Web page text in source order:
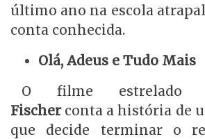
último ano na escola
conta conhecida.
Olá, Adeus e Tudo Mais
O filme
Fischerconta a história de
que decide terminar o